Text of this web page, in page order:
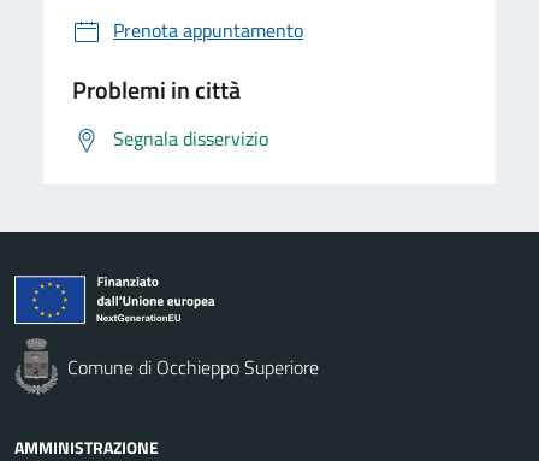
Prenota appuntamento
Problemi in città
Segnala disservizio
Comune di Occhieppo Superiore
AMMINISTRAZIONE